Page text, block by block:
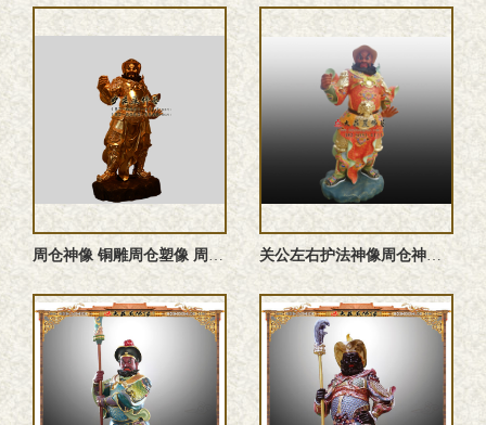
周仓神像 铜雕周仓塑像 周仓雕塑